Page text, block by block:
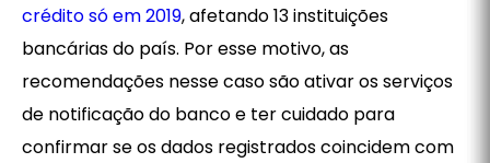
crédito só em 2019, afetando 13 instituições
bancárias do país. Por esse motivo, as
recomendações nesse caso são ativar os serviços
de notificação do banco e ter cuidado para
confirmar se os dados registrados coincidem com